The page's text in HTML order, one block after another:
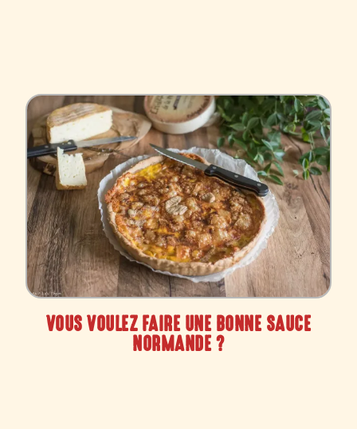
VOUS VOULEZ FAIRE UNE BONNE SAUCE
NORMANDE ?